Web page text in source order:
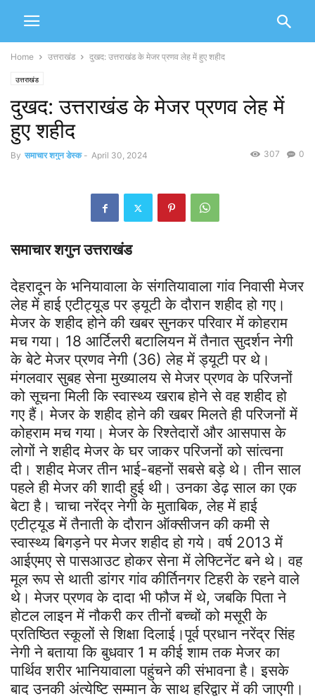
Home उत्तराखंड दुखद: उत्तराखंड के मेजर प्रणव लेह में हुए शहीद
उत्तराखंड
दुखद: उत्तराखंड के मेजर प्रणव लेह में
हुए शहीद
By समाचार शगुन डेस्क - April 30, 2024 0
307
समाचार शगुन उत्तराखंड
देहरादून के भनियावाला के संगतियावाला गांव निवासी मेजर
लेह में हाई एटीट्यूड पर ड्यूटी के दौरान शहीद हो गए।
मेजर के शहीद होने की खबर सुनकर परिवार में कोहराम
मच गया। 18 आर्टिलरी बटालियन में तैनात सुदर्शन नेगी
के बेटे मेजर प्रणव नेगी (36) लेह में ड्यूटी पर थे।
मंगलवार सुबह सेना मुख्यालय से मेजर प्रणव के परिजनों
को सूचना मिली कि स्वास्थ्य खराब होने से वह शहीद हो
गए हैं। मेजर के शहीद होने की खबर मिलते ही परिजनों में
कोहराम मच गया। मेजर के रिश्तेदारों और आसपास के
लोगों ने शहीद मेजर के घर जाकर परिजनों को सांत्वना
दी। शहीद मेजर तीन भाई-बहनों सबसे बड़े थे। तीन साल
पहले ही मेजर की शादी हुई थी। उनका डेढ़ साल का एक
बेटा है। चाचा नरेंद्र नेगी के मुताबिक, लेह में हाई
एटीट्यूड में तैनाती के दौरान ऑक्सीजन की कमी से
स्वास्थ्य बिगड़ने पर मेजर शहीद हो गये। वर्ष 2013 में
आईएमए से पासआउट होकर सेना में लेफ्टिनेंट बने थे। वह
मूल रूप से थाती डांगर गांव कीर्तिनगर टिहरी के रहने वाले
थे। मेजर प्रणव के दादा भी फौज में थे, जबकि पिता ने
होटल लाइन में नौकरी कर तीनों बच्चों को मसूरी के
प्रतिष्ठित स्कूलों से शिक्षा दिलाई।पूर्व प्रधान नरेंद्र सिंह
नेगी ने बताया कि बुधवार 1 म कीई शाम तक मेजर का
पार्थिव शरीर भानियावाला पहुंचने की संभावना है। इसके
बाद उनकी अंत्येष्टि सम्मान के साथ हरिद्वार में की जाएगी।